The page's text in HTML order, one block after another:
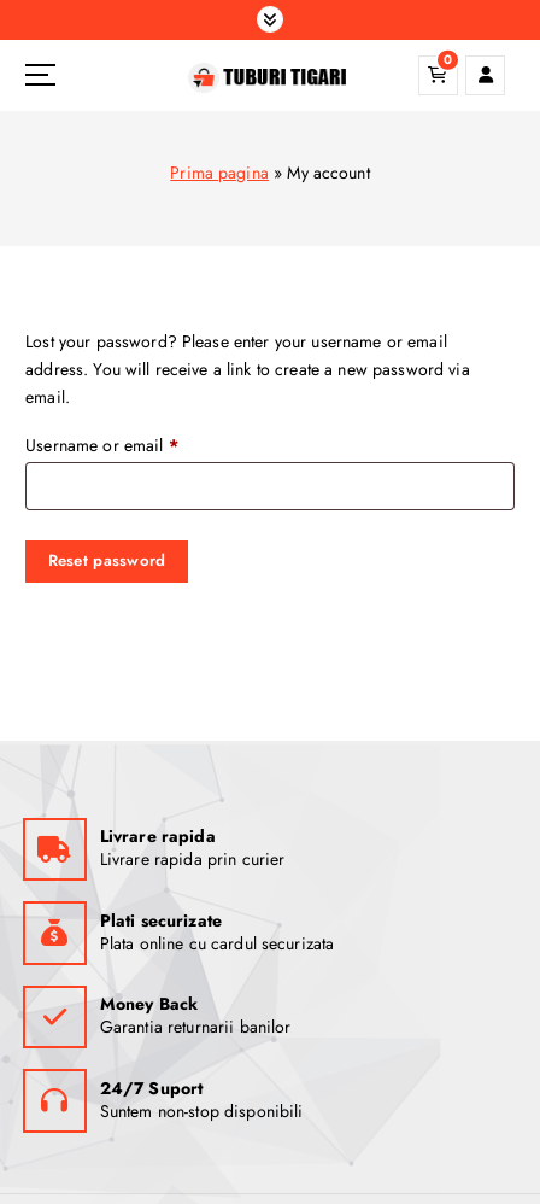
k
0
Prima pagina »My account
Lost your password? Please enter your username or email
address. You will receive a link to create a new password via
email.
Username or email *R
q
u
i
Reset password
Livrare rapida
Livrare rapida prin curier
Plati securizate
Plata online cu cardul securizata
Money Back
Garantia returnarii banilor
24/7 Suport
Suntem non-stop disponibili